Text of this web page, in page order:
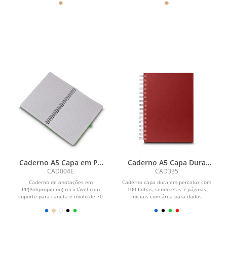
Caderno A5 Capa em PP
de anotações
CAD004E
Caderno de anotações em
PP(Polipropileno) reciclável com
suporte para caneta e miolo de 70
Caderno A5 Capa Dura
Percalux
CAD335
Caderno capa dura em percalux com
100 folhas, sendo elas 7 páginas
iniciais com área para dados